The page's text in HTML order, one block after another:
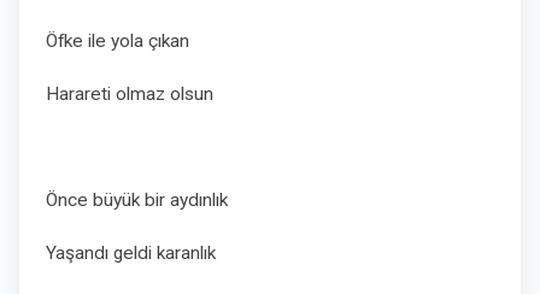
Öfke ile yola çıkan
Harareti olmaz olsun
Önce büyük bir aydınlık
Yaşandı geldi karanlık